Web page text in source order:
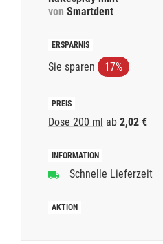
von Smartdent
Sie sparen 17%
Dose 200 ml ab 2,02 €
Schnelle Lieferzeit